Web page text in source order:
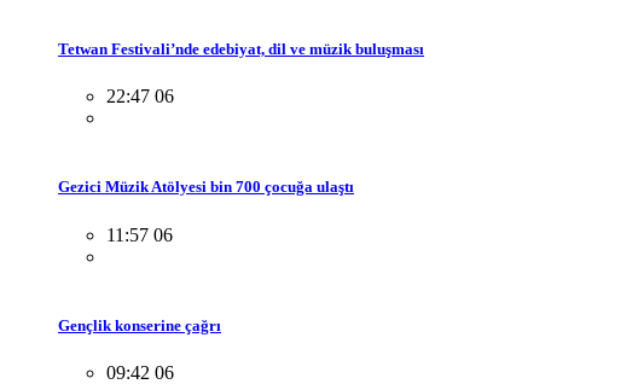
Tetwan Festivali’nde edebiyat, dil ve müzik buluşması
22:47 06
Gezici Müzik Atölyesi bin 700 çocuğa ulaştı
11:57 06
Gençlik konserine çağrı
09:42 06